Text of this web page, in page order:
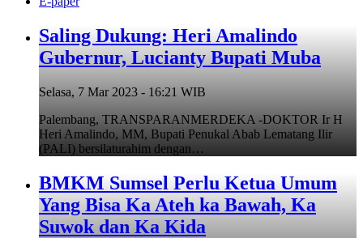
Saling Dukung: Heri Amalindo
Gubernur, Lucianty Bupati Muba
Selasa, 7 Mar 2023 - 16:21 WIB
Palembang, TRANSPARANMERDEKA -DOKTOR Ir H
Heri Amalindo, MM, Bupati Penukal Abab Lematang Ilir
(PALI) bersilaturahim dengan…
BMKM Sumsel Perlu Ketua Umum
Yang Bisa Ka Ateh ka Bawah, Ka
Suwok dan Ka Kida